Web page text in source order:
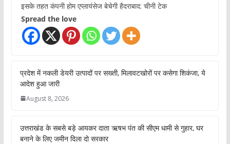
इसके तहत कंपनी होम एप्लायंसेज बेचेगी हैदराबाद: चीनी टेक
Spread the love
प्रदेश में नकली डेयरी उत्पादों पर सख्ती, मिलावटखोरों पर कसेगा शिकंजा, ये
आदेश हुआ जारी
August 8, 2026
उत्तराखंड के सबसे बड़े आयकर दाता ऋषभ पंत की सीएम धामी से गुहार, घर
बनाने के लिए जमीन दिला दो सरकार